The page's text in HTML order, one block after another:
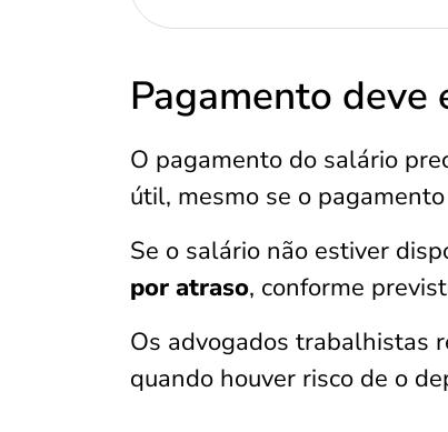
Pagamento
O pagamento do salário
útil, mesmo se o
Se o salário não estiver
por atraso, conforme
Os advogados trabalhistas
quando houver risco de o